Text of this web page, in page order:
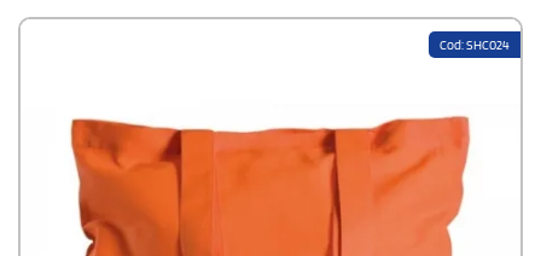
Cod: SHC024